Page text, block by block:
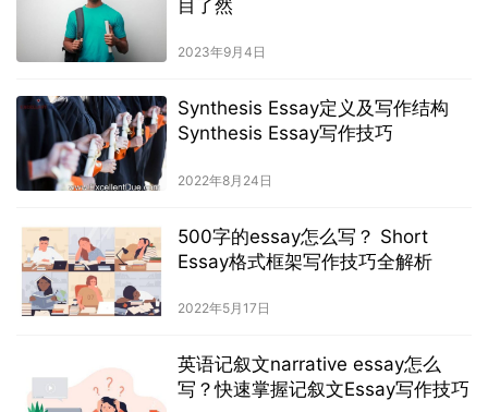
目了然
2023年9月4日
Synthesis Essay定义及写作结构
Synthesis Essay写作技巧
2022年8月24日
500字的essay怎么写？ Short
Essay格式框架写作技巧全解析
2022年5月17日
英语记叙文narrative essay怎么
写？快速掌握记叙文Essay写作技巧